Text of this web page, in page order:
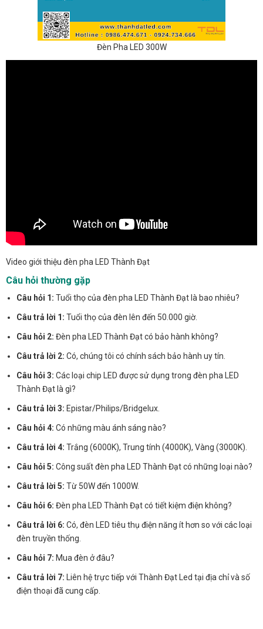
Đèn Pha LED 300W
Video giới thiệu đèn pha LED Thành Đạt
Câu hỏi thường gặp
Câu hỏi 1: Tuổi thọ của đèn pha LED Thành Đạt là bao nhiêu?
Câu trả lời 1: Tuổi thọ của đèn lên đến 50.000 giờ.
Câu hỏi 2: Đèn pha LED Thành Đạt có bảo hành không?
Câu trả lời 2: Có, chúng tôi có chính sách bảo hành uy tín.
Câu hỏi 3: Các loại chip LED được sử dụng trong đèn pha LED
Thành Đạt là gì?
Câu trả lời 3: Epistar/Philips/Bridgelux.
Câu hỏi 4: Có những màu ánh sáng nào?
Câu trả lời 4: Trắng (6000K), Trung tính (4000K), Vàng (3000K).
Câu hỏi 5: Công suất đèn pha LED Thành Đạt có những loại nào?
Câu trả lời 5: Từ 50W đến 1000W.
Câu hỏi 6: Đèn pha LED Thành Đạt có tiết kiệm điện không?
Câu trả lời 6: Có, đèn LED tiêu thụ điện năng ít hơn so với các loại
đèn truyền thống.
Câu hỏi 7: Mua đèn ở đâu?
Câu trả lời 7: Liên hệ trực tiếp với Thành Đạt Led tại địa chỉ và số
điện thoại đã cung cấp.